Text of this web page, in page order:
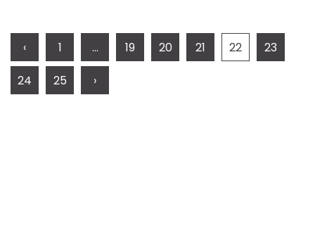
‹ 1 ... 19 20 21 22 23
24 25 ›